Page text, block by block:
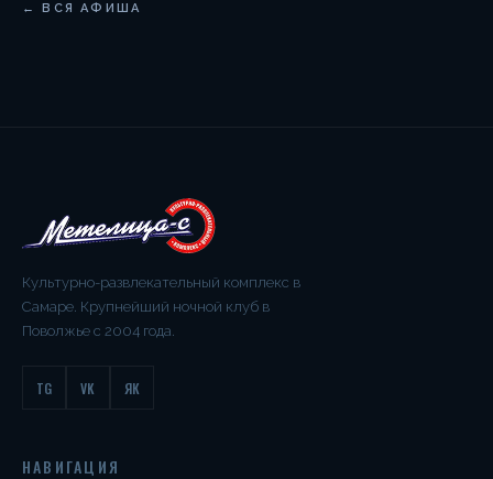
← ВСЯ АФИША
Культурно-развлекательный комплекс в
Самаре. Крупнейший ночной клуб в
Поволжье с 2004 года.
TG VK ЯК
НАВИГАЦИЯ